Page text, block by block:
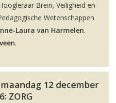
Brein, Veiligheid en
Wetenschappen
Laura van Harmelen.
.
12 december
ZORG